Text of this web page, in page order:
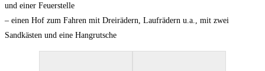
und einer Feuerstelle
– einen Hof zum Fahren mit Dreirädern, Laufrädern u.a., mit zwei
Sandkästen und eine Hangrutsche